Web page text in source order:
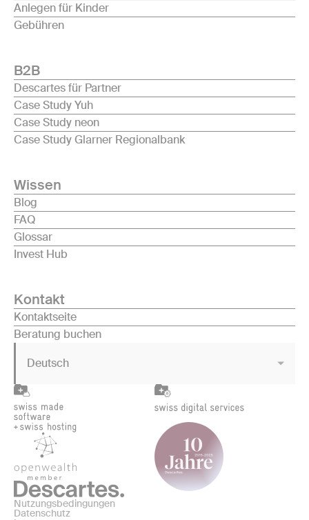
Anlegen für Kinder
Gebühren
B2B
Descartes für Partner
Case Study Yuh
Case Study neon
Case Study Glarner Regionalbank
Wissen
Blog
FAQ
Glossar
Invest Hub
Kontakt
Kontaktseite
Beratung buchen
Deutsch
Nutzungsbedingungen
Datenschutz